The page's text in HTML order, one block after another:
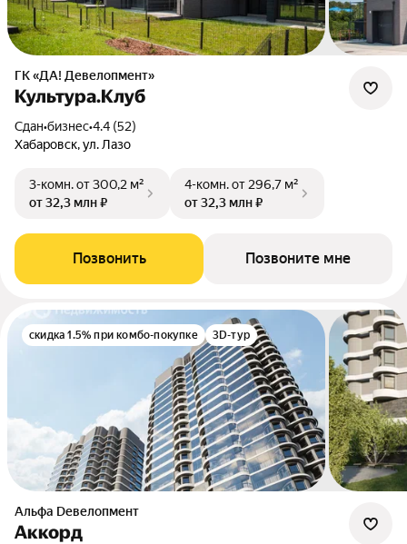
ГК «ДА! Девелопмент»
Культура.Клуб
Сдан•бизнес•4.4 (52)
Хабаровск, ул. Лазо
3-комн.от 300,2 м²
от 32,3 млн ₽
4-комн.от 296,7 м²
от 32,3 млн ₽
Позвонить Позвоните мне
скидка 1.5% при комбо-покупке 3D-тур
альфа Dевелопмент
Аккорд